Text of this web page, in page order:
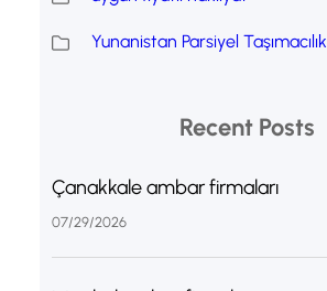
Yunanistan Parsiyel Taşımacılık
Recent Posts
Çanakkale ambar firmaları
07/29/2026